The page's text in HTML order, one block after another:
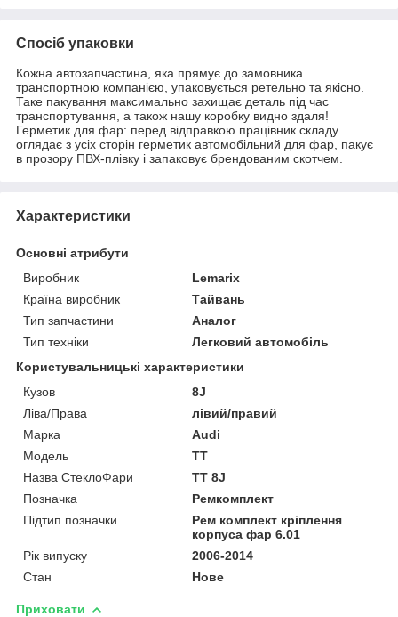
Спосіб упаковки
Кожна автозапчастина, яка прямує до замовника
транспортною компанією, упаковується ретельно та якісно.
Таке пакування максимально захищає деталь під час
транспортування, а також нашу коробку видно здаля!
Герметик для фар: перед відправкою працівник складу
оглядає з усіх сторін герметик автомобільний для фар, пакує
в прозору ПВХ-плівку і запаковує брендованим скотчем.
Характеристики
Основні атрибути
Виробник
Lemarix
Країна виробник
Тайвань
Тип запчастини
Аналог
Тип техніки
Легковий автомобіль
Користувальницькі характеристики
Кузов
8J
Ліва/Права
лівий/правий
Марка
Audi
Мoдель
TT
Назва СтеклоФари
TT 8J
Позначка
Ремкомплект
Підтип позначки
Рем комплект кріплення
корпуса фар 6.01
Рік випуску
2006-2014
Стан
Нове
Приховати